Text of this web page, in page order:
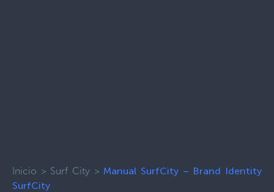
Inicio > Surf City > Manual SurfCity – Brand Identity
SurfCity